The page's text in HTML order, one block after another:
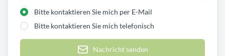
Bitte kontaktieren Sie mich per E-Mail
Bitte kontaktieren Sie mich telefonisch
Nachricht senden